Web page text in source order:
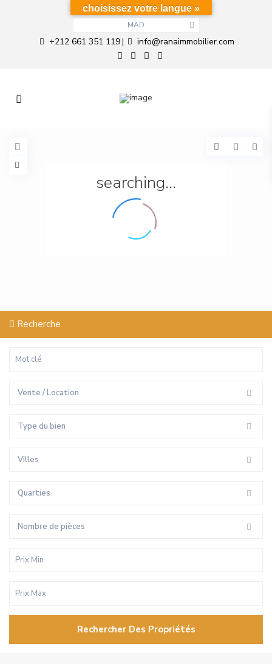
MAD
+212 661 351 119| info@ranaimmobilier.com
searching...
Recherche
Vente / Location
Type du bien
Villes
Quarties
Nombre de pièces
Rechercher Des Propriétés
choisissez votre langue »